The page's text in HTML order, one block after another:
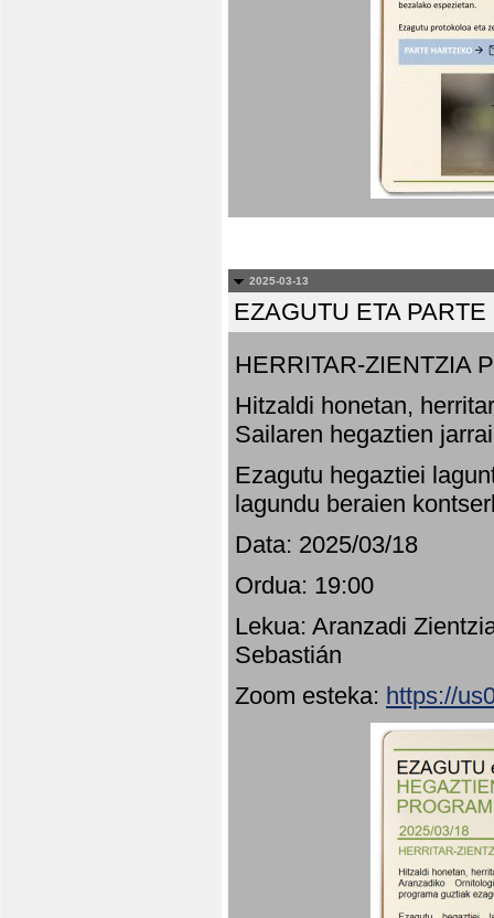
2025-03-13
EZAGUTU ETA
HERRITAR-ZIENTZIA
Hitzaldi honetan,
Sailaren hegaztien
Ezagutu hegaztiei
lagundu beraien
Data: 2025/03/18
Ordua: 19:00
Lekua: Aranzadi
Sebastián
Zoom esteka: https://